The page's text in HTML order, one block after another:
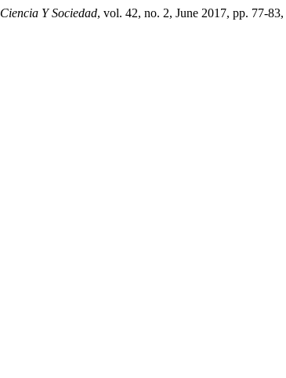
Ciencia Y Sociedad, vol. 42, no. 2, June 2017, pp. 77-83,